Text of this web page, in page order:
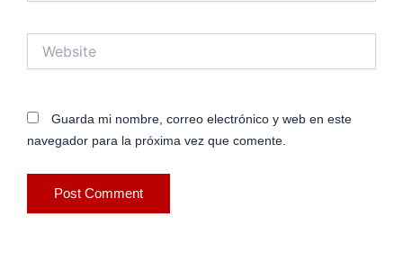
Guarda mi nombre, correo electrónico y web en este
navegador para la próxima vez que comente.